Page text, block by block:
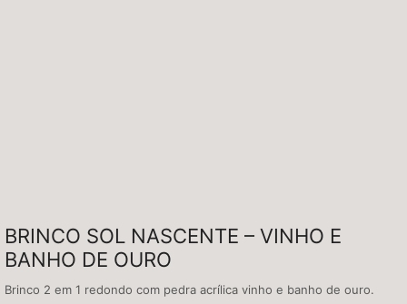
BRINCO SOL NASCENTE – VINHO E
BANHO DE OURO
Brinco 2 em 1 redondo com pedra acrílica vinho e banho de ouro.